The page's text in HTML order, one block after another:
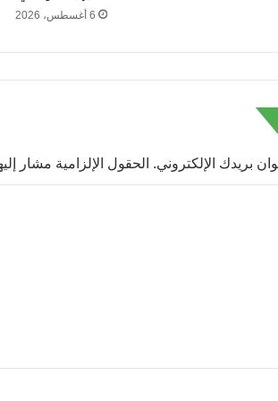
6 أغسطس، 2026
بريدك الإلكتروني. الحقول الإلزامية مشار